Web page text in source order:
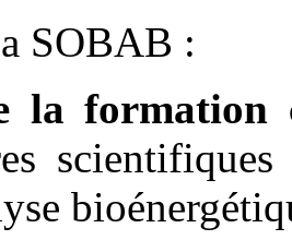
SOBAB :
la formation